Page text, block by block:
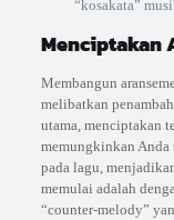
“kosakata”
Menciptakan
Membangun
melibatkan
utama, menciptakan
memungkinkan Anda
pada lagu,
memulai adalah
“counter-melody”